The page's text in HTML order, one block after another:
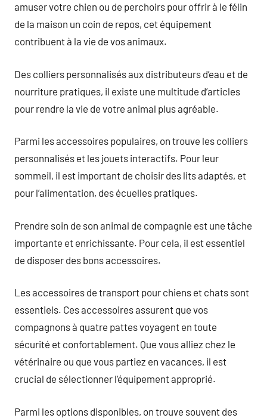
amuser votre chien ou de perchoirs pour offrir à le félin
de la maison un coin de repos, cet équipement
contribuent à la vie de vos animaux.
Des colliers personnalisés aux distributeurs d’eau et de
nourriture pratiques, il existe une multitude d’articles
pour rendre la vie de votre animal plus agréable.
Parmi les accessoires populaires, on trouve les colliers
personnalisés et les jouets interactifs. Pour leur
sommeil, il est important de choisir des lits adaptés, et
pour l’alimentation, des écuelles pratiques.
Prendre soin de son animal de compagnie est une tâche
importante et enrichissante. Pour cela, il est essentiel
de disposer des bons accessoires.
Les accessoires de transport pour chiens et chats sont
essentiels. Ces accessoires assurent que vos
compagnons à quatre pattes voyagent en toute
sécurité et confortablement. Que vous alliez chez le
vétérinaire ou que vous partiez en vacances, il est
crucial de sélectionner l’équipement approprié.
Parmi les options disponibles, on trouve souvent des